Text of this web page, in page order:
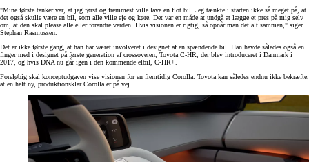
"Mine første tanker var, at jeg først og fremmest ville lave en flot bil. Jeg tænkte i starten ikke så meget på, at
det også skulle være en bil, som alle ville eje og køre. Det var en måde at undgå at lægge et pres på mig selv
om, at den skal please alle eller forandre verden. Hvis visionen er rigtig, så opnår man det alt sammen," siger
Stephan Rasmussen.
Det er ikke første gang, at han har været involveret i designet af en spændende bil. Han havde således også en
finger med i designet på første generation af crossoveren, Toyota C-HR, der blev introduceret i Danmark i
2017, og hvis DNA nu går igen i den kommende elbil, C-HR+.
Foreløbig skal konceptudgaven vise visionen for en fremtidig Corolla. Toyota kan således endnu ikke bekræfte,
at en helt ny, produktionsklar Corolla er på vej.